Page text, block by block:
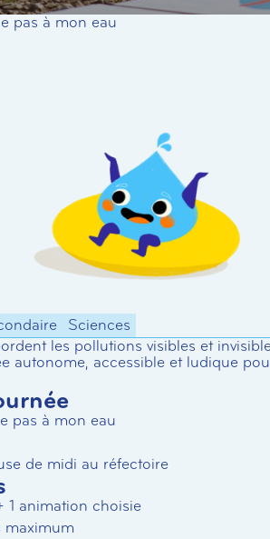
pas à mon eau
Sciences
les pollutions visibles et
autonome, accessible et ludique
pas à mon eau
de midi au réfectoire
1 animation choisie
maximum